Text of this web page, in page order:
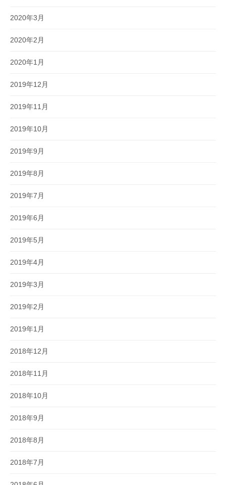
2020年3月
2020年2月
2020年1月
2019年12月
2019年11月
2019年10月
2019年9月
2019年8月
2019年7月
2019年6月
2019年5月
2019年4月
2019年3月
2019年2月
2019年1月
2018年12月
2018年11月
2018年10月
2018年9月
2018年8月
2018年7月